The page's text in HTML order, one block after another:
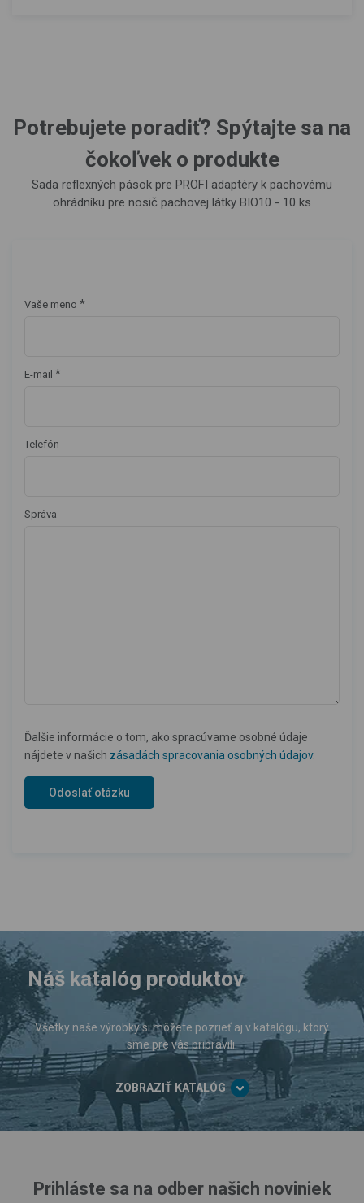
Potrebujete poradiť? Spýtajte sa na
čokoľvek o produkte
Sada reflexných pások pre PROFI adaptéry k pachovému
ohrádníku pre nosič pachovej látky BIO10 - 10 ks
Vaše meno *
E-mail *
Telefón
Správa
Ďalšie informácie o tom, ako spracúvame osobné údaje
nájdete v našich zásadách spracovania osobných údajov.
Náš katalóg produktov
Všetky naše výrobky si môžete pozrieť aj v katalógu, ktorý
sme pre vás pripravili.
ZOBRAZIŤ KATALÓG
Prihláste sa na odber našich noviniek